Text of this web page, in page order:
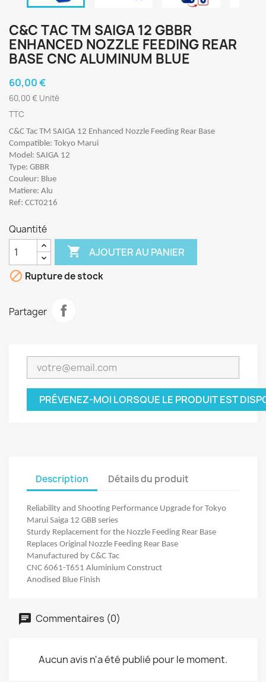
C&C TAC TM SAIGA 12 GBBR
ENHANCED NOZZLE FEEDING REAR
BASE CNC ALUMINUM BLUE
60,00 €
60,00 € Unité
TTC
C&C Tac TM SAIGA 12 Enhanced Nozzle Feeding Rear Base
Compatible: Tokyo Marui
Model: SAIGA 12
Type: GBBR
Couleur: Blue
Matiere: Alu
Ref: CCT0216
Quantité
 AJOUTER AU PANIER
 Rupture de stock
Partager
PRÉVENEZ-MOI LORSQUE LE PRODUIT EST
Description Détails du produit
Reliability and Shooting Performance Upgrade for Tokyo
Marui Saiga 12 GBB series
Sturdy Replacement for the Nozzle Feeding Rear Base
Replaces Original Nozzle Feeding Rear Base
Manufactured by C&C Tac
CNC 6061-T651 Aluminium Construct
Anodised Blue Finish
Commentaires (0)
Aucun avis n'a été publié pour le moment.